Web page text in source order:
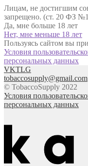
Лицам, не достигшим
запрещено. (ст. 20 ФЗ
Да, мне больше 18 лет
Нет, мне меньше 18 лет
Пользуясь сайтом вы
Условия
персональных данных
VKTLG
tobaccosupply@gmail.com
© TobaccoSupply 2022
Условия
персональных данных